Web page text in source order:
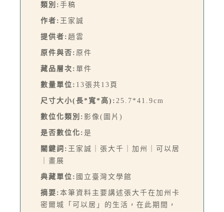
類別: 手稿
作者: 王家誠
提供者: 趙雲
原件與否: 原件
藏品層次: 單件
數量單位: 13張共13頁
尺寸大小(長*寬*高): 25.7*41.9cm
數位化類別: 影像(圖片)
是否數位化: 是
關鍵詞: 王家誠｜張大千｜加州｜可以居
｜畫展
典藏單位: 國立臺灣文學館
摘要: 本筆資料主要講述張大千在加州卡
密爾城「可以居」的生活，在此期間，